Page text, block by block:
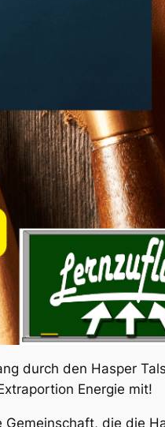
durch den Hasper
Energie mit!
die die